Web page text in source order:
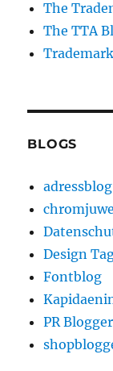
The
The TTA
BLOGS
adressblog
Design
Fontblog
PR Blogger